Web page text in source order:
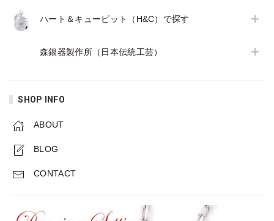
ハート＆キューピット（H&C）で探す
森銀器製作所（日本伝統工芸）
SHOP INFO
ABOUT
BLOG
CONTACT